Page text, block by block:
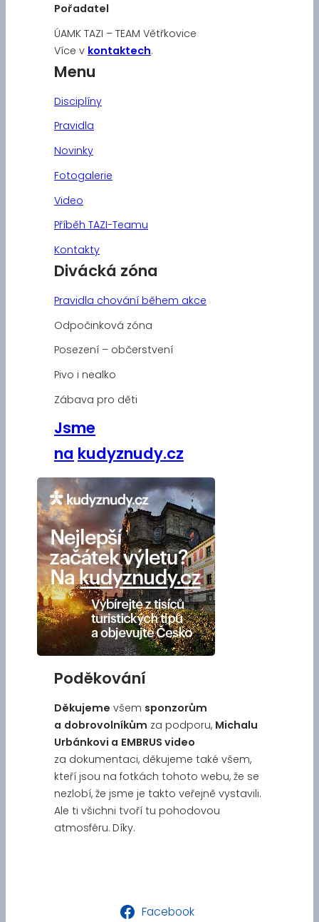
Pořadatel
ÚAMK TAZI – TEAM Větřkovice
Více v kontaktech.
Menu
Disciplíny
Pravidla
Novinky
Fotogalerie
Video
Příběh TAZI-Teamu
Kontakty
Divácká zóna
Pravidla chování během akce
Odpočinková zóna
Posezení – občerstvení
Pivo i nealko
Zábava pro děti
Jsme
na kudyznudy.cz
Poděkování
Děkujeme všem sponzorům
a dobrovolníkům za podporu, Michalu
Urbánkovi a EMBRUS video
za dokumentaci, děkujeme také všem,
kteří jsou na fotkách tohoto webu, že se
nezlobí, že jsme je takto veřejně vystavili.
Ale ti všichni tvoří tu pohodovou
atmosféru. Díky.
Facebook